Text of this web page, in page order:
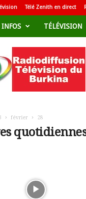
Télé Zenith en direct
INFOS TÉLÉVISION
février 28